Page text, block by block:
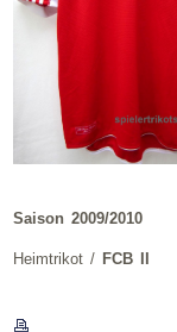
Saison 2009/2010
Heimtrikot / FCB II